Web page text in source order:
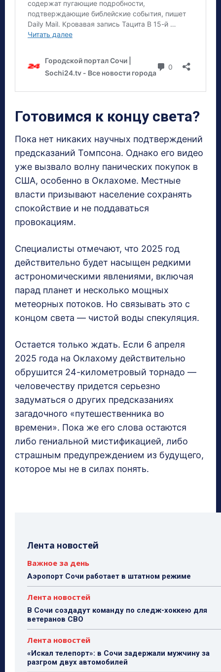
Готовимся к концу света?
Пока нет никаких научных подтверждений
предсказаний Томпсона. Однако его видео
уже вызвало волну панических покупок в
США, особенно в Оклахоме. Местные
власти призывают население сохранять
спокойствие и не поддаваться
провокациям.
Специалисты отмечают, что 2025 год
действительно будет насыщен редкими
астрономическими явлениями, включая
парад планет и несколько мощных
метеорных потоков. Но связывать это с
концом света — чистой воды спекуляция.
Остается только ждать. Если 6 апреля
2025 года на Оклахому действительно
обрушится 24-километровый торнадо —
человечеству придется серьезно
задуматься о других предсказаниях
загадочного «путешественника во
времени». Пока же его слова остаются
либо гениальной мистификацией, либо
страшным предупреждением из будущего,
которое мы не в силах понять.
Лента новостей
Важное за день
Аэропорт Сочи работает в штатном режиме
Лента новостей
В Сочи создадут команду по следж-хоккею для
ветеранов СВО
Лента новостей
«Искал телепорт»: в Сочи задержали мужчину за
разгром двух автомобилей